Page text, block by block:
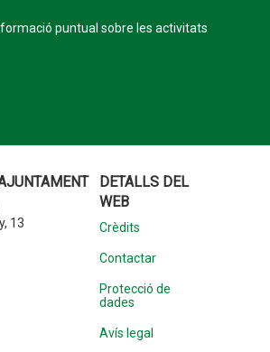
puntual sobre les activitats
13
DETALLS DEL
WEB
Crèdits
Contactar
Protecció de
dades
Avís legal